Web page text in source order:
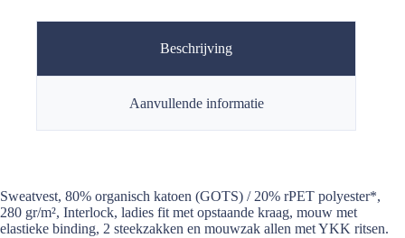
Beschrijving
Aanvullende informatie
Sweatvest, 80% organisch katoen (GOTS) / 20% rPET polyester*,
280 gr/m², Interlock, ladies fit met opstaande kraag, mouw met
elastieke binding, 2 steekzakken en mouwzak allen met YKK ritsen.